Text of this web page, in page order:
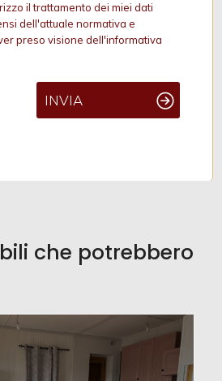
il trattamento dei miei dati
dell'attuale normativa e
preso visione dell'informativa
INVIA
che potrebbero